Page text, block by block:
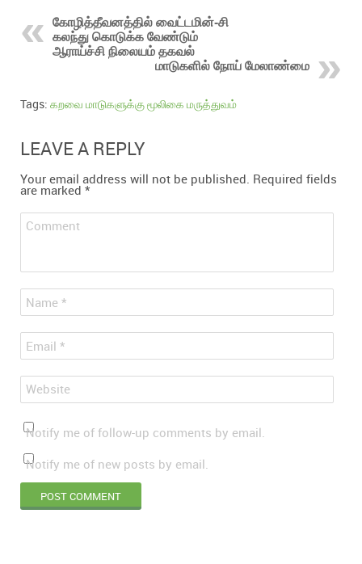
கோழித்தீவனத்தில் வைட்டமின்-சி
கலந்து கொடுக்க வேண்டும்
ஆராய்ச்சி நிலையம் தகவல்
மாடுகளில் நோய் மேலாண்மை
Tags: கறவை மாடுகளுக்கு மூலிகை மருத்துவம்
LEAVE A REPLY
Your email address will not be published. Required fields
are marked *
Comment
Name *
Email *
Website
Notify me of follow-up comments by email.
Notify me of new posts by email.